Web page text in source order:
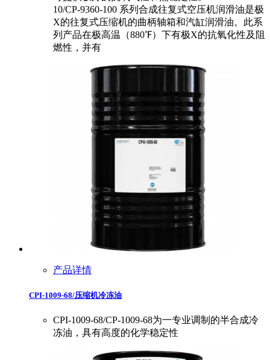
10/CP-9360-100 系列合成往复式空压机润滑油是极
X的往复式压缩机的曲柄轴箱和汽缸润滑油。此系
列产品在极高温（880℉）下有极X的抗氧化性及阻
燃性，并有
产品详情
CPI-1009-68/压缩机冷冻油
CPI-1009-68/CP-1009-68为一专业调制的半合成冷
冻油，具有高度的化学稳定性